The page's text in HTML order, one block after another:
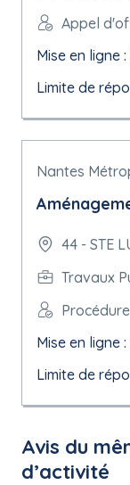
Appel
Mise en ligne
Limite de
Nantes
44 - STE
Travaux
Mise en ligne
Limite de
Avis du
d’activité